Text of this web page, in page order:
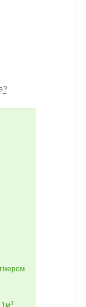
1м3